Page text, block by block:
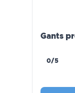
Gants
0/5